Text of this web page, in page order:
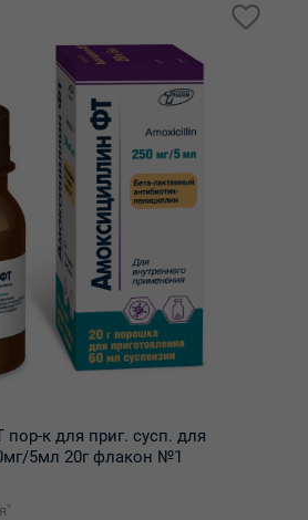
к для приг. сусп. для
5мл 20г флакон №1